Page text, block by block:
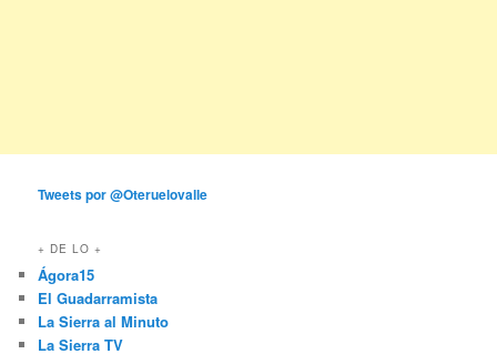
Tweets por @Oteruelovalle
+ DE LO +
Ágora15
El Guadarramista
La Sierra al Minuto
La Sierra TV